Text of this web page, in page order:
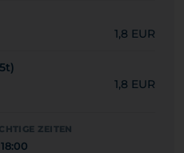
1,8 EUR
1,8 EUR
ZEITEN